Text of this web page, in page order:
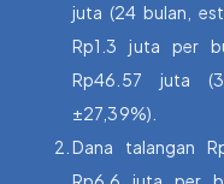
juta (24 bulan,
Rp1.3 juta per
Rp46.57 juta
±27,39%).
Dana talangan